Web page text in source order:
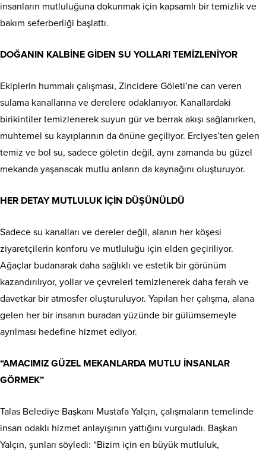
insanların mutluluğuna dokunmak için kapsamlı bir temizlik ve
bakım seferberliği başlattı.
DOĞANIN KALBİNE GİDEN SU YOLLARI TEMİZLENİYOR
Ekiplerin hummalı çalışması, Zincidere Göleti’ne can veren
sulama kanallarına ve derelere odaklanıyor. Kanallardaki
birikintiler temizlenerek suyun gür ve berrak akışı sağlanırken,
muhtemel su kayıplarının da önüne geçiliyor. Erciyes’ten gelen
temiz ve bol su, sadece göletin değil, aynı zamanda bu güzel
mekanda yaşanacak mutlu anların da kaynağını oluşturuyor.
HER DETAY MUTLULUK İÇİN DÜŞÜNÜLDÜ
Sadece su kanalları ve dereler değil, alanın her köşesi
ziyaretçilerin konforu ve mutluluğu için elden geçiriliyor.
Ağaçlar budanarak daha sağlıklı ve estetik bir görünüm
kazandırılıyor, yollar ve çevreleri temizlenerek daha ferah ve
davetkar bir atmosfer oluşturuluyor. Yapılan her çalışma, alana
gelen her bir insanın buradan yüzünde bir gülümsemeyle
ayrılması hedefine hizmet ediyor.
“AMACIMIZ GÜZEL MEKANLARDA MUTLU İNSANLAR
GÖRMEK”
Talas Belediye Başkanı Mustafa Yalçın, çalışmaların temelinde
insan odaklı hizmet anlayışının yattığını vurguladı. Başkan
Yalçın, şunları söyledi: “Bizim için en büyük mutluluk,